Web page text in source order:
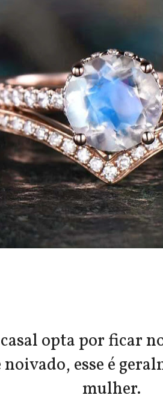
opta por ficar
noivado, esse é
mulher.